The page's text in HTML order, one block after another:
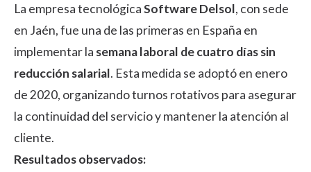
La empresa tecnológicaSoftware Delsol, con sede
en Jaén, fue una de las primeras en España en
implementar la semana laboral de cuatro días sin
reducción salarial. Esta medida se adoptó en enero
de 2020, organizando turnos rotativos para asegurar
la continuidad del servicio y mantener la atención al
cliente.
Resultados observados: